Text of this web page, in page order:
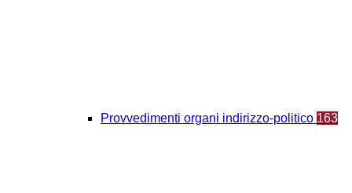
Provvedimenti organi indirizzo-politico 163